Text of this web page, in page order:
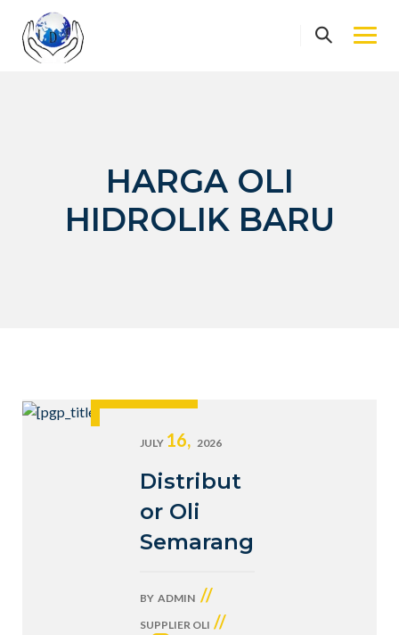
content
HARGA OLI
HIDROLIK BARU
JULY 16, 2026
Distribut
or Oli
Semarang
BY ADMIN //
SUPPLIER OLI //